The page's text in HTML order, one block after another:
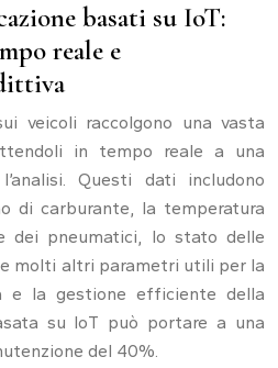
basati su IoT:
reale e
veicoli raccolgono una vasta
in tempo reale a una
Questi dati includono
di carburante, la temperatura
dei pneumatici, lo stato delle
molti altri parametri utili per la
e la gestione efficiente della
su IoT può portare a una
del 40%.